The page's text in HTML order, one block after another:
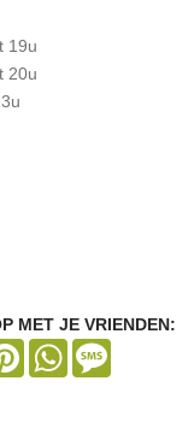
19u
20u
MET JE VRIENDEN:
PinterestWhatsApp